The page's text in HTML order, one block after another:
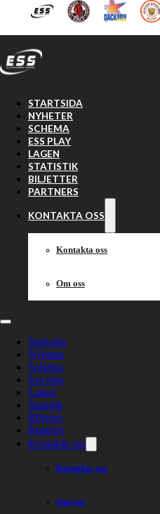
Hoppa till huvudinnehåll Hoppa
STARTSIDA
NYHETER
SCHEMA
ESS PLAY
LAGEN
STATISTIK
BILJETTER
PARTNERS
KONTAKTA OSS
Kontakta oss
Om oss
Startsida
Nyheter
Schema
Ess play
Lagen
Statistik
Biljetter
Partners
Kontakta oss
Kontakta oss
Om oss
Kan